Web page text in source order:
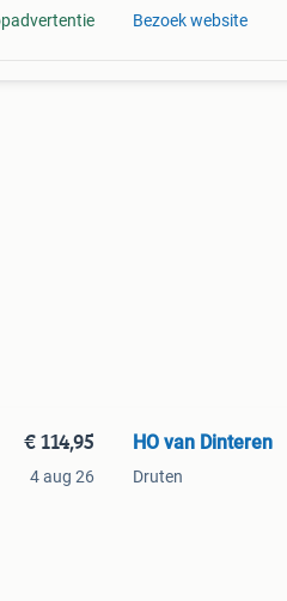
Bezoek website
€ 114,95
4 aug 26
HO van Dinteren
Druten